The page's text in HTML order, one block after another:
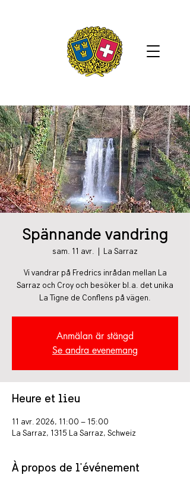
Spännande vandring
sam. 11 avr. La Sarraz
Vi vandrar på Fredrics inrådan mellan La
Sarraz och Croy och besöker bl.a. det unika
La Tigne de Conflens på vägen.
Anmälan är stängd
Se andra evenemang
Heure et lieu
11 avr. 2026, 11:00 – 15:00
La Sarraz, 1315 La Sarraz, Schweiz
À propos de l'événement